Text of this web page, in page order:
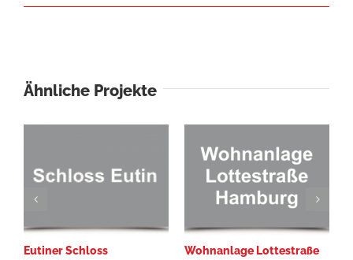
Ähnliche Projekte
Eutiner Schloss Wohnanlage Lottestraße